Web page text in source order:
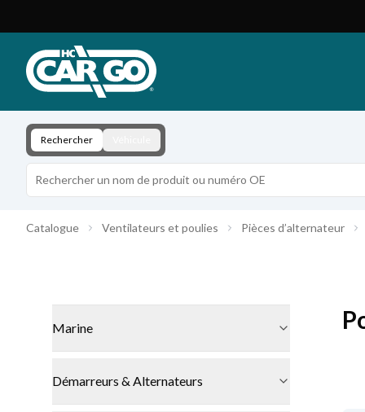
Télécharger
Contact
Rechercher
Catalogue Ventilateurs et poulies Pièces d’alternateur
Marine
Démarreurs & Alternateurs